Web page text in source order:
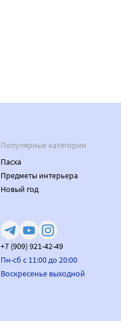
Популярные категории
Пасха
Предметы интерьера
Новый год
+7 (909) 921-42-49
Пн-сб с 11:00 до 20:00
Воскресенье выходной